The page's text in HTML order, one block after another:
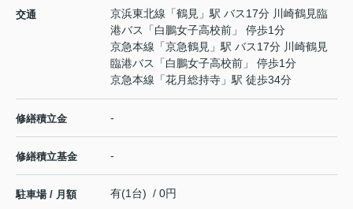
交通 京浜東北線 「鶴見 」駅 バス17分 川崎鶴見臨
港バス「白鵬女子高校前」 停歩1分
京急本線 「京急鶴見 」駅 バス17分 川崎鶴見
臨港バス「白鵬女子高校前」 停歩1分
京急本線 「花月総持寺 」駅 徒歩34分
修繕積立金 -
修繕積立基金 -
駐車場 / 月額 有(1台) / 0円